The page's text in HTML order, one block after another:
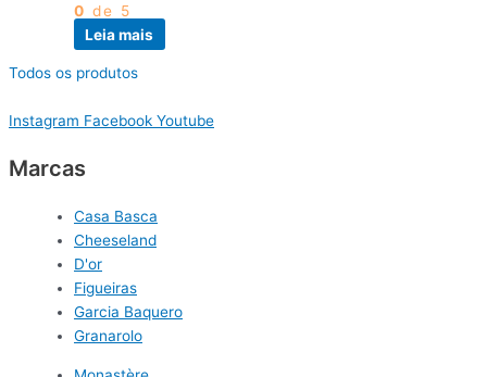
0 de 5
Leia mais
Todos os produtos
Instagram Facebook Youtube
Marcas
Casa Basca
Cheeseland
D'or
Figueiras
Garcia Baquero
Granarolo